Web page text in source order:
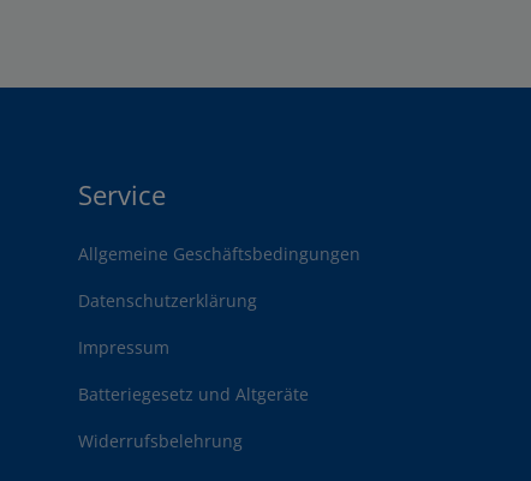
Service
Allgemeine Geschäftsbedingungen
Datenschutzerklärung
Impressum
Batteriegesetz und Altgeräte
Widerrufsbelehrung